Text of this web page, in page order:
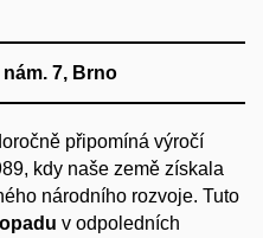
7, Brno
připomíná výročí
kdy naše země získala
národního rozvoje. Tuto
v odpoledních